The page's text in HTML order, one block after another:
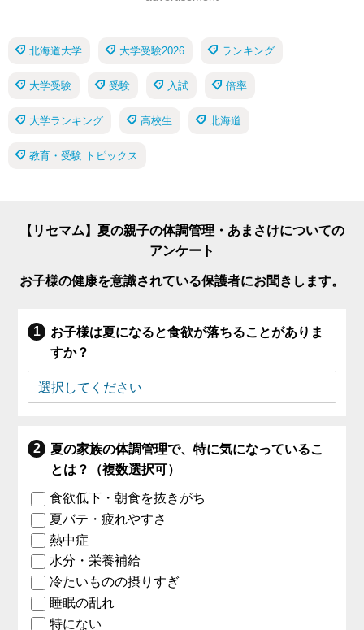
北海道大学 大学受験2026 ランキング
大学受験 受験 入試 倍率
大学ランキング 高校生 北海道
教育・受験 トピックス
【リセマム】夏の親子の体調管理・あまさけについての
アンケート
お子様の健康を意識されている保護者にお聞きします。
お子様は夏になると食欲が落ちることがありま
すか？
夏の家族の体調管理で、特に気になっているこ
とは？（複数選択可）
食欲低下・朝食を抜きがち
夏バテ・疲れやすさ
熱中症
水分・栄養補給
冷たいものの摂りすぎ
睡眠の乱れ
特にない